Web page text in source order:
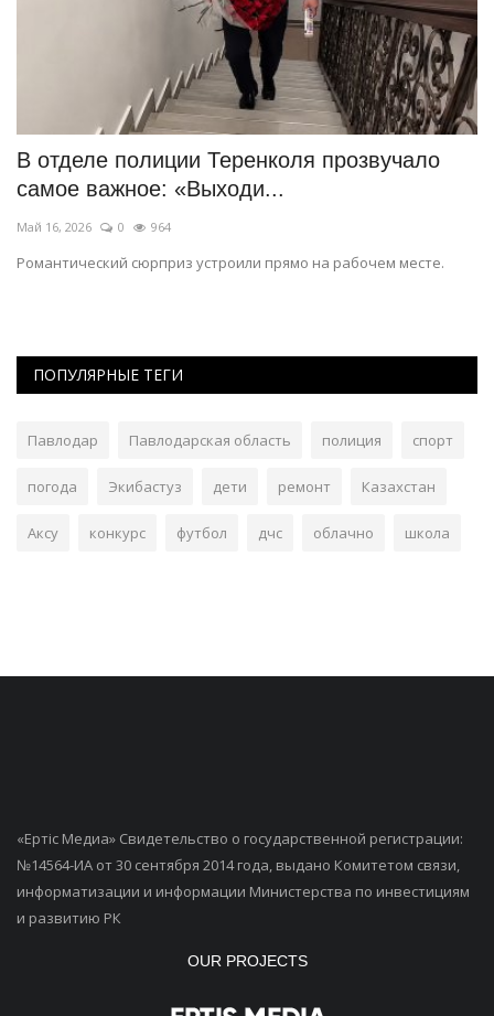
В отделе полиции Теренколя прозвучало
самое важное: «Выходи...
Май 16, 2026 0 964
Романтический сюрприз устроили прямо на рабочем месте.
ПОПУЛЯРНЫЕ ТЕГИ
Павлодар Павлодарская область полиция спорт
погода Экибастуз дети ремонт Казахстан
Аксу конкурс футбол дчс облачно школа
«Ертiс Медиа» Свидетельство о государственной регистрации:
№14564-ИА от 30 сентября 2014 года, выдано Комитетом связи,
информатизации и информации Министерства по инвестициям
и развитию РК
OUR PROJECTS